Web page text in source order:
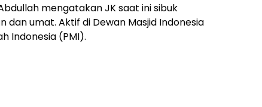
mengatakan JK saat ini sibuk
dan umat. Aktif di Dewan Masjid Indonesia
Indonesia (PMI).